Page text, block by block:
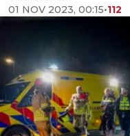
01 NOV 2023, 00:15•112